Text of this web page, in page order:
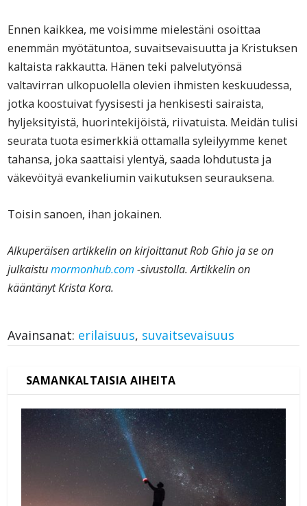
Ennen kaikkea, me voisimme mielestäni osoittaa
enemmän myötätuntoa, suvaitsevaisuutta ja Kristuksen
kaltaista rakkautta. Hänen teki palvelutyönsä
valtavirran ulkopuolella olevien ihmisten keskuudessa,
jotka koostuivat fyysisesti ja henkisesti sairaista,
hyljeksityistä, huorintekijöistä, riivatuista. Meidän tulisi
seurata tuota esimerkkiä ottamalla syleilyymme kenet
tahansa, joka saattaisi ylentyä, saada lohdutusta ja
väkevöityä evankeliumin vaikutuksen seurauksena.
Toisin sanoen, ihan jokainen.
Alkuperäisen artikkelin on kirjoittanut Rob Ghio ja se on
julkaistumormonhub.com-sivustolla. Artikkelin on
kääntänyt Krista Kora.
Avainsanat: erilaisuus, suvaitsevaisuus